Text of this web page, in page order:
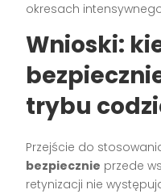
okresach
Wnioski:
trybu
Przejście do
bezpiecznie przede
retynizacji nie